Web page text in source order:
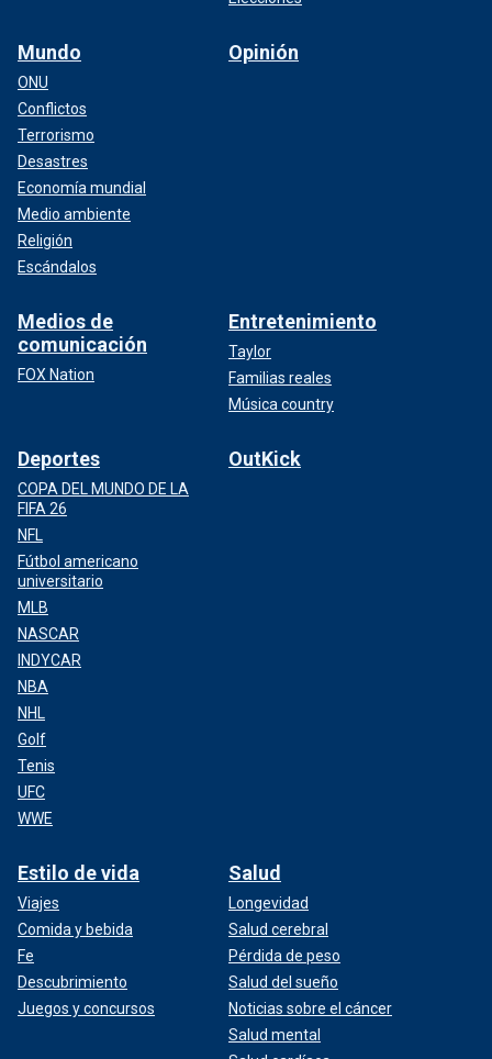
Mundo
ONU
Conflictos
Terrorismo
Desastres
Economía mundial
Medio ambiente
Religión
Escándalos
Opinión
Medios de
comunicación
FOX Nation
Entretenimiento
Taylor
Familias reales
Música country
Deportes
COPA DEL MUNDO DE LA
FIFA 26
NFL
Fútbol americano
universitario
MLB
NASCAR
INDYCAR
NBA
NHL
Golf
Tenis
UFC
WWE
OutKick
Estilo de vida
Viajes
Comida y bebida
Fe
Descubrimiento
Juegos y concursos
Salud
Longevidad
Salud cerebral
Pérdida de peso
Salud del sueño
Noticias sobre el cáncer
Salud mental